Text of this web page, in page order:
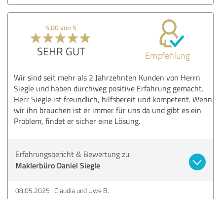
5,00 von 5
SEHR GUT Empfehlung
Wir sind seit mehr als 2 Jahrzehnten Kunden von Herrn
Siegle und haben durchweg positive Erfahrung gemacht.
Herr Siegle ist freundlich, hilfsbereit und kompetent. Wenn
wir ihn brauchen ist er immer für uns da und gibt es ein
Problem, findet er sicher eine Lösung.
Erfahrungsbericht & Bewertung zu:
Maklerbüro Daniel Siegle
08.05.2025 Claudia und Uwe B.